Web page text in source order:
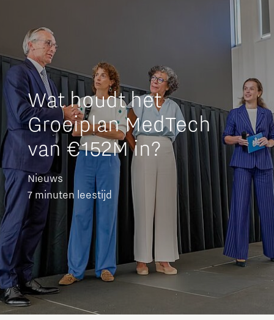
Wat houdt het
Groeiplan MedTech
van €152M in?
Nieuws
7 minuten leestijd